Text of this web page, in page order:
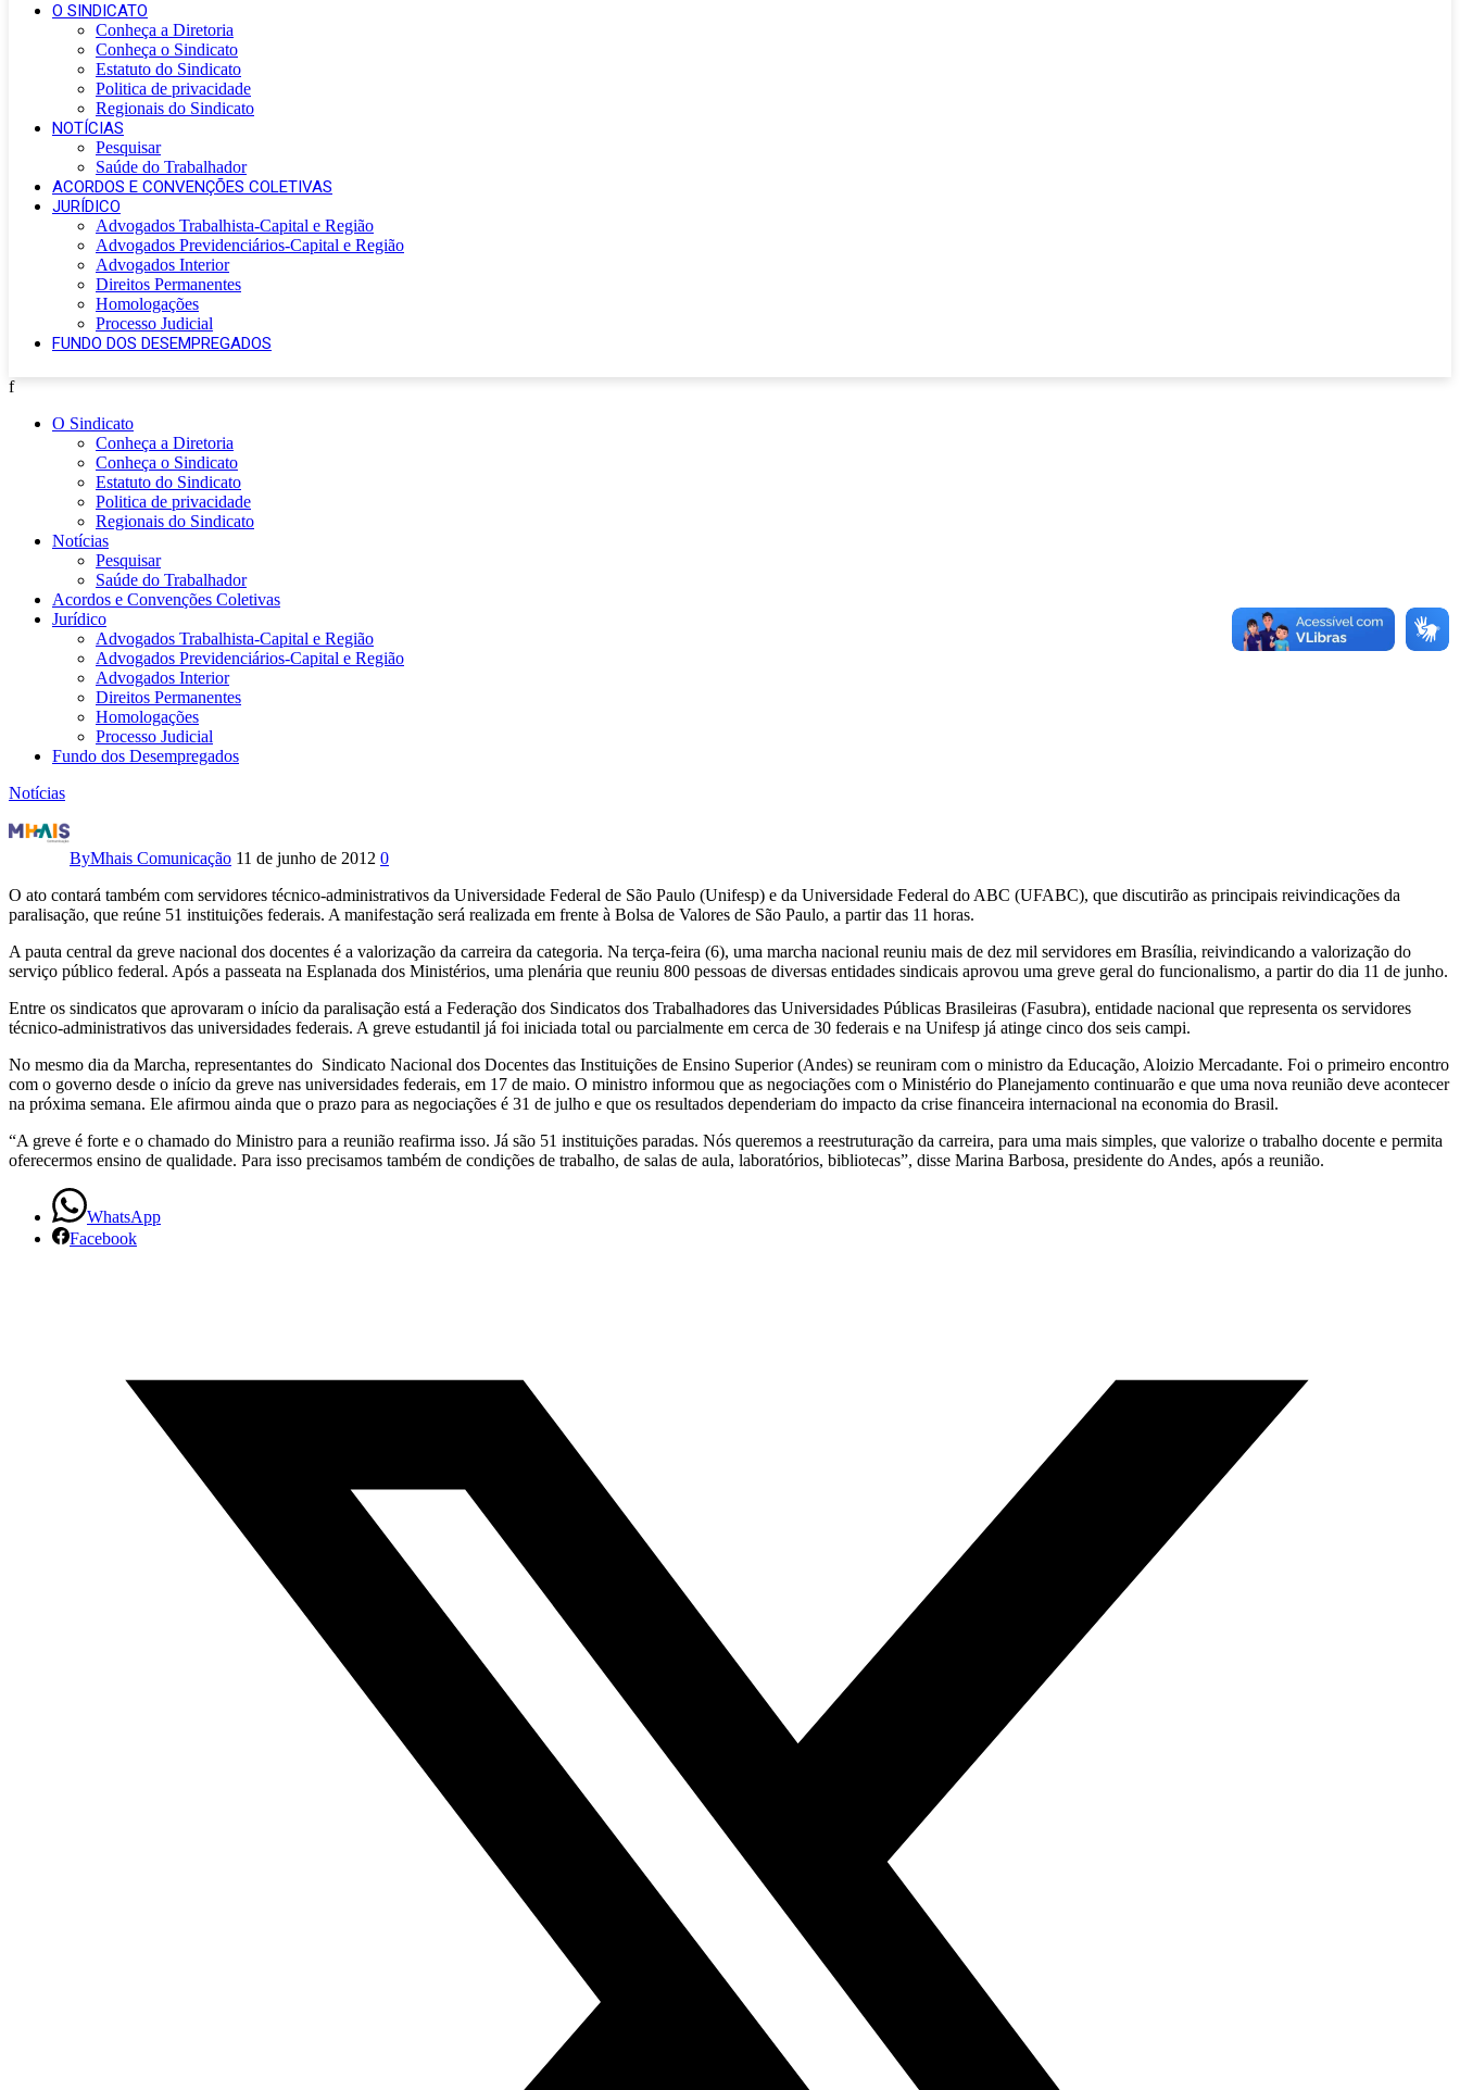
O SINDICATO
Conheça a Diretoria
Conheça o Sindicato
Estatuto do Sindicato
Politica de privacidade
Regionais do Sindicato
NOTÍCIAS
Pesquisar
Saúde do Trabalhador
ACORDOS E CONVENÇÕES COLETIVAS
JURÍDICO
Advogados Trabalhista-Capital e Região
Advogados Previdenciários-Capital e Região
Advogados Interior
Direitos Permanentes
Homologações
Processo Judicial
FUNDO DOS DESEMPREGADOS
f
O Sindicato
Conheça a Diretoria
Conheça o Sindicato
Estatuto do Sindicato
Politica de privacidade
Regionais do Sindicato
Notícias
Pesquisar
Saúde do Trabalhador
Acordos e Convenções Coletivas
Jurídico
Advogados Trabalhista-Capital e Região
Advogados Previdenciários-Capital e Região
Advogados Interior
Direitos Permanentes
Homologações
Processo Judicial
Fundo dos Desempregados
Notícias
Alunos
professores
de
universidades
federais
em
greve
realizam
no
ByMhais Comunicação 11 de junho de 2012 0
O ato contará também com servidores técnico-administrativos da Universidade Federal de São Paulo (Unifesp) e da Universidade Federal do ABC (UFABC), que discutirão as principais reivindicações da
paralisação, que reúne 51 instituições federais. A manifestação será realizada em frente à Bolsa de Valores de São Paulo, a partir das 11 horas.
A pauta central da greve nacional dos docentes é a valorização da carreira da categoria. Na terça-feira (6), uma marcha nacional reuniu mais de dez mil servidores em Brasília, reivindicando a valorização do
serviço público federal. Após a passeata na Esplanada dos Ministérios, uma plenária que reuniu 800 pessoas de diversas entidades sindicais aprovou uma greve geral do funcionalismo, a partir do dia 11 de junho.
Entre os sindicatos que aprovaram o início da paralisação está a Federação dos Sindicatos dos Trabalhadores das Universidades Públicas Brasileiras (Fasubra), entidade nacional que representa os servidores
técnico-administrativos das universidades federais. A greve estudantil já foi iniciada total ou parcialmente em cerca de 30 federais e na Unifesp já atinge cinco dos seis campi.
No mesmo dia da Marcha, representantes do Sindicato Nacional dos Docentes das Instituições de Ensino Superior (Andes) se reuniram com o ministro da Educação, Aloizio Mercadante. Foi o primeiro encontro
com o governo desde o início da greve nas universidades federais, em 17 de maio. O ministro informou que as negociações com o Ministério do Planejamento continuarão e que uma nova reunião deve acontecer
na próxima semana. Ele afirmou ainda que o prazo para as negociações é 31 de julho e que os resultados dependeriam do impacto da crise financeira internacional na economia do Brasil.
“A greve é forte e o chamado do Ministro para a reunião reafirma isso. Já são 51 instituições paradas. Nós queremos a reestruturação da carreira, para uma mais simples, que valorize o trabalho docente e permita
oferecermos ensino de qualidade. Para isso precisamos também de condições de trabalho, de salas de aula, laboratórios, bibliotecas”, disse Marina Barbosa, presidente do Andes, após a reunião.
WhatsApp
Facebook